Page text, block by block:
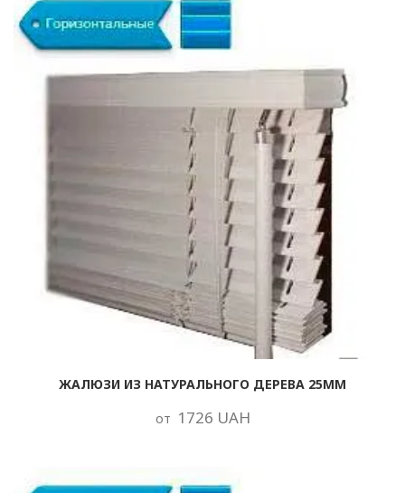
ЖАЛЮЗИ ИЗ НАТУРАЛЬНОГО ДЕРЕВА 25ММ
от 1726 UAH